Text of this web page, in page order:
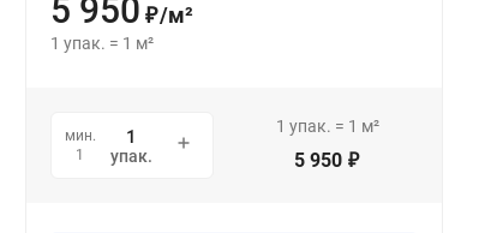
5 950 ₽/м²
1 упак. = 1 м²
мин.
1
упак.
1 упак. = 1 м²
5 950 ₽